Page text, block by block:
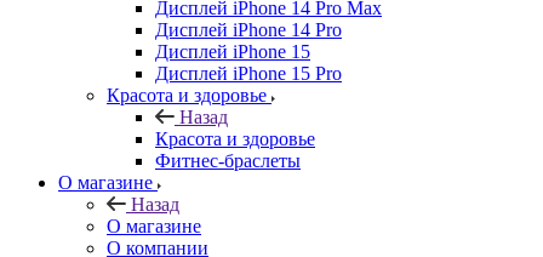
Дисплей iPhone 14 Pro Max
Дисплей iPhone 14 Pro
Дисплей iPhone 15
Дисплей iPhone 15 Pro
Красота и здоровье
Назад
Красота и здоровье
Фитнес-браслеты
О магазине
Назад
О магазине
О компании